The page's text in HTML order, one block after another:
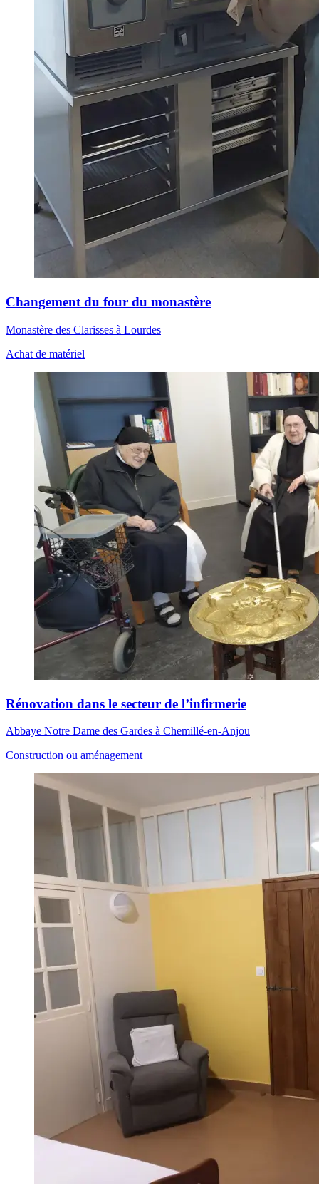
Changement du four du monastère
Monastère des Clarisses à Lourdes
Achat de matériel
Rénovation dans le secteur de l’infirmerie
Abbaye Notre Dame des Gardes à Chemillé-en-Anjou
Construction ou aménagement